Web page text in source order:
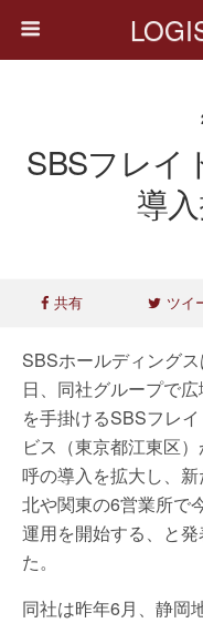
SBSフレイ
導
共有 ツイ
SBSホールディング
日、同社グループで
を手掛けるSBSフレ
ビス（東京都江東区
呼の導入を拡大し、
北や関東の6営業所で
運用を開始する、と発
た。
同社は昨年6月、静岡